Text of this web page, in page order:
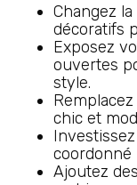
Changez
décoratifs
Exposez
ouvertes
style.
chic et
coordonné
Ajoutez